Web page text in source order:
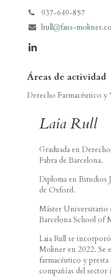
937-649-857
lrull@faus-
Áreas de actividad
Derecho Farmacéutico y
Laia Rull
Graduada en
Fabra de Barcelona.
Diploma en Estudios
de Oxford.
Máster Universitario
Barcelona School of
Laia Rull se
Moliner en 2022. Se
farmacéutico y presta
compañías del sector